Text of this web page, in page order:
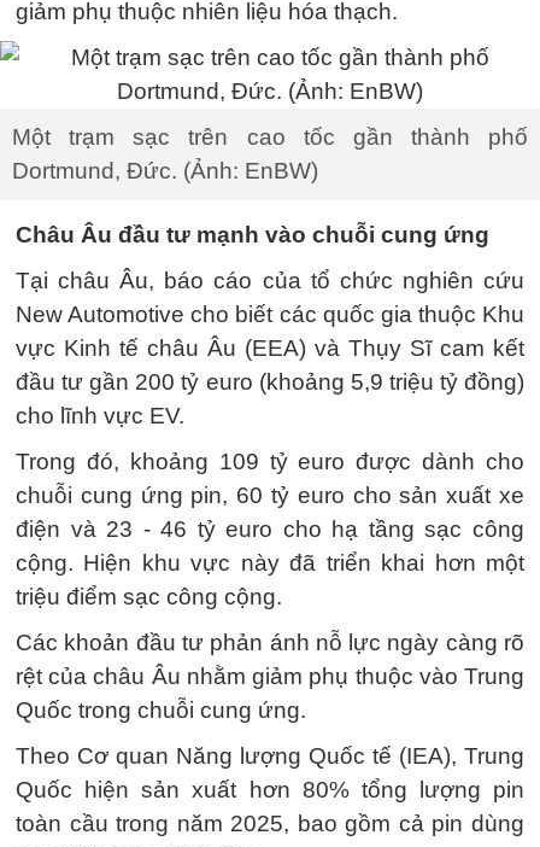
giảm phụ thuộc nhiên liệu hóa thạch.
Một trạm sạc trên cao tốc gần thành phố
Dortmund, Đức. (Ảnh: EnBW)
Châu Âu đầu tư mạnh vào chuỗi cung ứng
Tại châu Âu, báo cáo của tổ chức nghiên cứu
New Automotive cho biết các quốc gia thuộc Khu
vực Kinh tế châu Âu (EEA) và Thụy Sĩ cam kết
đầu tư gần 200 tỷ euro (khoảng 5,9 triệu tỷ đồng)
cho lĩnh vực EV.
Trong đó, khoảng 109 tỷ euro được dành cho
chuỗi cung ứng pin, 60 tỷ euro cho sản xuất xe
điện và 23 - 46 tỷ euro cho hạ tầng sạc công
cộng. Hiện khu vực này đã triển khai hơn một
triệu điểm sạc công cộng.
Các khoản đầu tư phản ánh nỗ lực ngày càng rõ
rệt của châu Âu nhằm giảm phụ thuộc vào Trung
Quốc trong chuỗi cung ứng.
Theo Cơ quan Năng lượng Quốc tế (IEA), Trung
Quốc hiện sản xuất hơn 80% tổng lượng pin
toàn cầu trong năm 2025, bao gồm cả pin dùng